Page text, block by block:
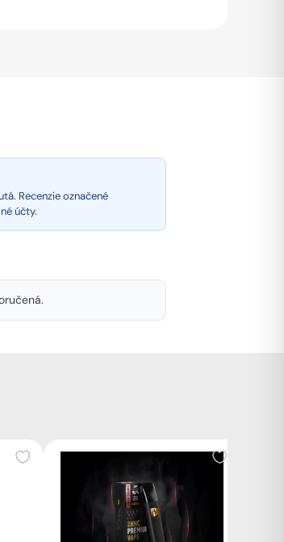
Recenzie označené
účty.